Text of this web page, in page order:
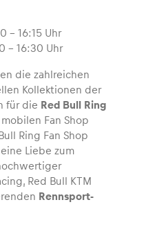
– 16:15 Uhr
– 16:30 Uhr
die zahlreichen
Kollektionen der
für die Red Bull Ring
Fan Shop
Ring Fan Shop
Liebe zum
Red Bull KTM
Rennsport-